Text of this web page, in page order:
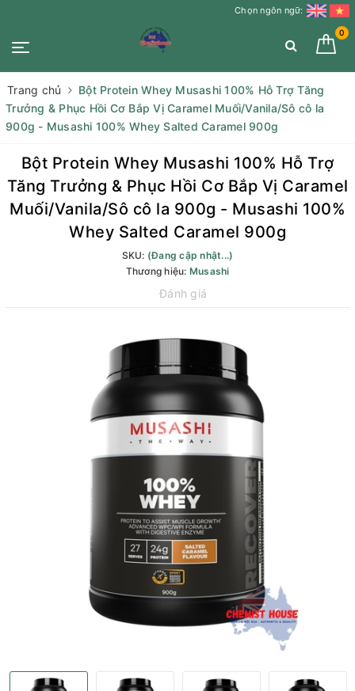
Chọn ngôn ngữ:
0
Trang chủ
Bột Protein Whey Musashi 100% Hỗ Trợ Tăng
Trưởng & Phục Hồi Cơ Bắp Vị Caramel Muối/Vanila/Sô cô la
900g - Musashi 100% Whey Salted Caramel 900g
Bột Protein Whey Musashi 100% Hỗ Trợ
Tăng Trưởng & Phục Hồi Cơ Bắp Vị Caramel
Muối/Vanila/Sô cô la 900g - Musashi 100%
Whey Salted Caramel 900g
SKU: (Đang cập nhật...)
Thương hiệu: Musashi
Đánh giá